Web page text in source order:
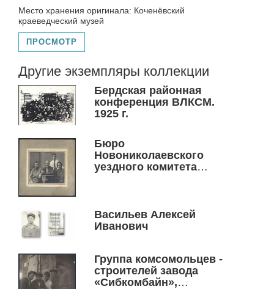
Место хранения оригинала: Коченёвский
краеведческий музей
ПРОСМОТР
Другие экземпляры коллекции
Бердская районная
конференция ВЛКСМ.
1925 г.
Бюро
Новониколаевского
уездного комитета
Васильев Алексей
Иванович
Группа комсомольцев -
строителей завода
«Сибкомбайн»,